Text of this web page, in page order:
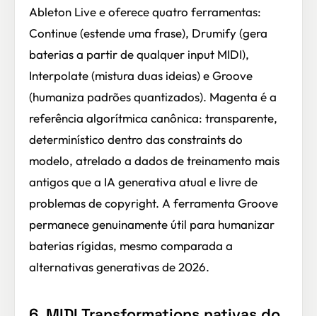
Ableton Live e oferece quatro ferramentas:
Continue (estende uma frase), Drumify (gera
baterias a partir de qualquer input MIDI),
Interpolate (mistura duas ideias) e Groove
(humaniza padrões quantizados). Magenta é a
referência algorítmica canônica: transparente,
determinístico dentro das constraints do
modelo, atrelado a dados de treinamento mais
antigos que a IA generativa atual e livre de
problemas de copyright. A ferramenta Groove
permanece genuinamente útil para humanizar
baterias rígidas, mesmo comparada a
alternativas generativas de 2026.